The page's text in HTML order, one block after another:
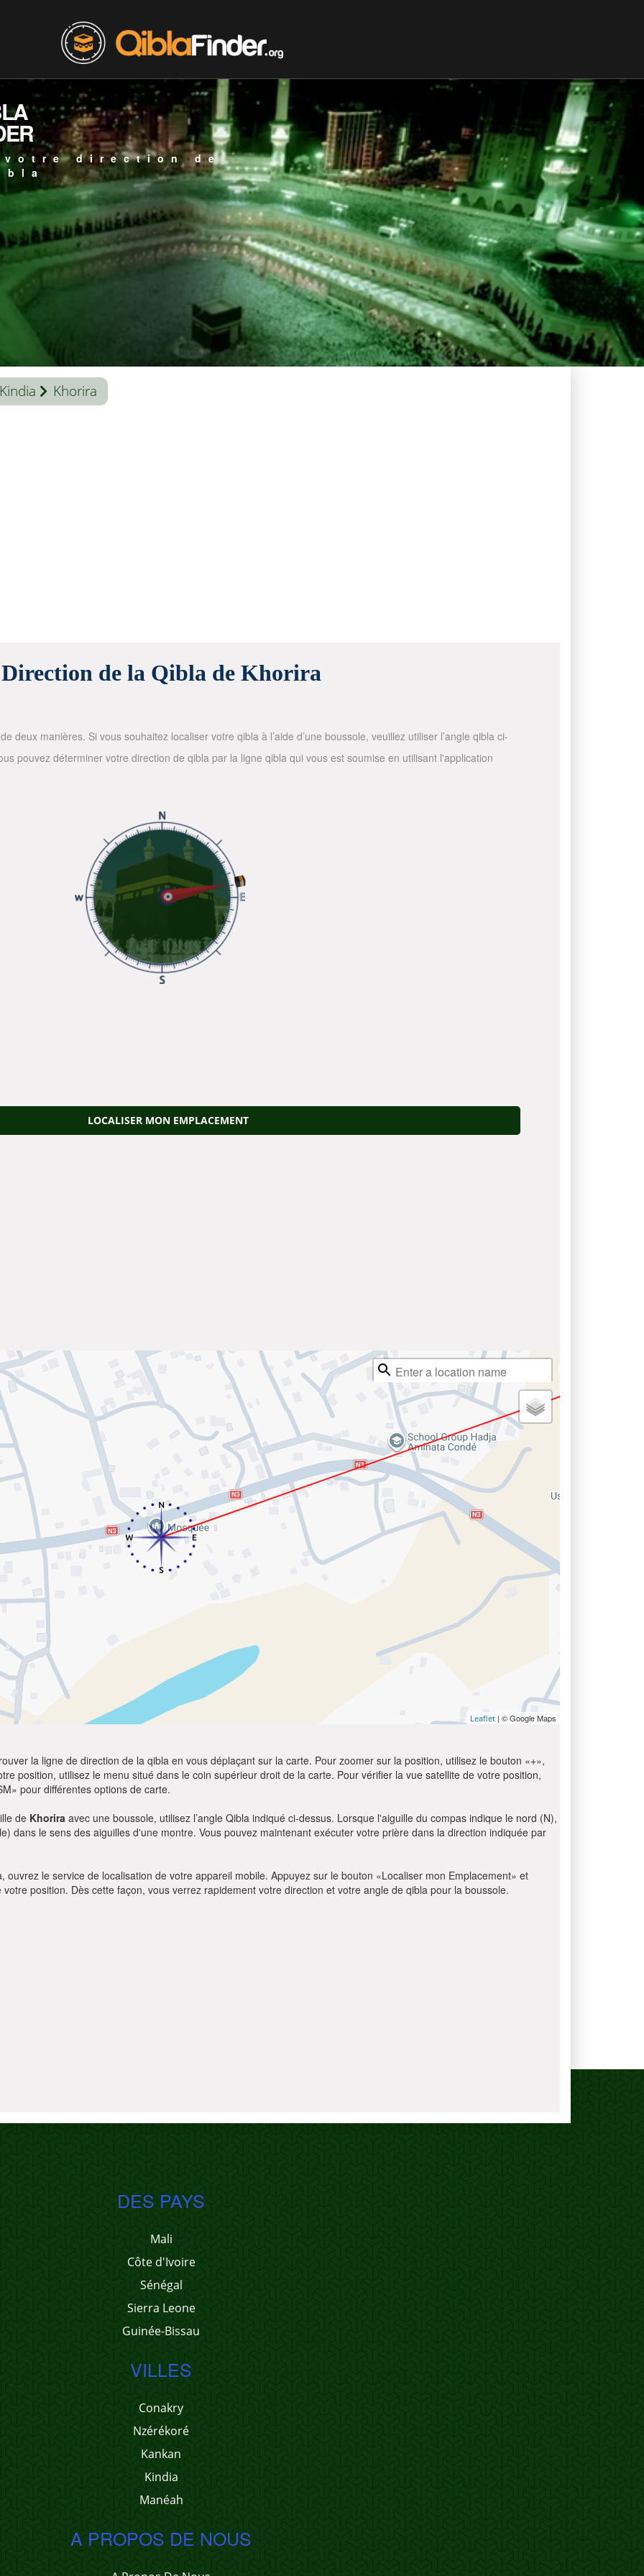
votre direction de
Kindia Khorira
Direction de la Qibla de Khorira
deux manières. Si vous souhaitez localiser votre qibla à l’aide d’une boussole, veuillez utiliser l’angle qibla ci-
pouvez déterminer votre direction de qibla par la ligne qibla qui vous est soumise en utilisant l'application
LOCALISER MON EMPLACEMENT
Leaflet | © Google Maps
la ligne de direction de la qibla en vous déplaçant sur la carte. Pour zoomer sur la position, utilisez le bouton «+»,
position, utilisez le menu situé dans le coin supérieur droit de la carte. Pour vérifier la vue satellite de votre position,
pour différentes options de carte.
de Khorira avec une boussole, utilisez l’angle Qibla indiqué ci-dessus. Lorsque l'aiguille du compas indique le nord (N),
dans le sens des aiguilles d'une montre. Vous pouvez maintenant exécuter votre prière dans la direction indiquée par
le service de localisation de votre appareil mobile. Appuyez sur le bouton «Localiser mon Emplacement» et
position. Dès cette façon, vous verrez rapidement votre direction et votre angle de qibla pour la boussole.
DES PAYS
Mali
Côte d'Ivoire
Sénégal
Sierra Leone
Guinée-Bissau
VILLES
Conakry
Nzérékoré
Kankan
Kindia
Manéah
A PROPOS DE NOUS